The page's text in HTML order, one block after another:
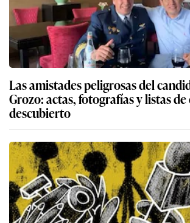
Rafael López Aliaga: qué ocurre
de Luis Rubio a su candidatura a
Lima por Renovación Popular
Más sobre Zamir Villaverde